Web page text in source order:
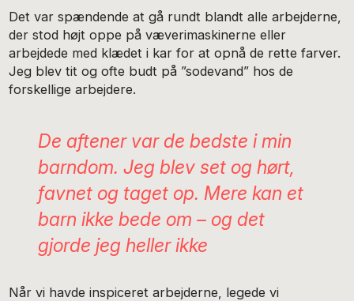
Det var spændende at gå rundt blandt alle arbejderne,
der stod højt oppe på væverimaskinerne eller
arbejdede med klædet i kar for at opnå de rette farver.
Jeg blev tit og ofte budt på ”sodevand” hos de
forskellige arbejdere.
De aftener var de bedste i min
barndom. Jeg blev set og hørt,
favnet og taget op. Mere kan et
barn ikke bede om – og det
gjorde jeg heller ikke
Når vi havde inspiceret arbejderne, legede vi